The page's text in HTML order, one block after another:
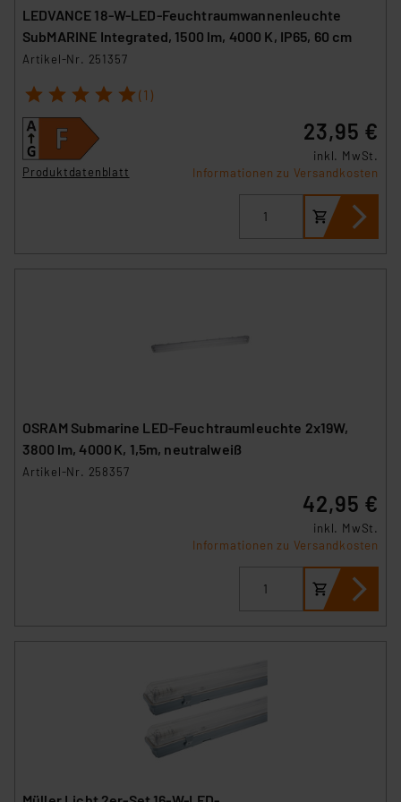
Beurteilung der mit der Datenübermittlung,
insbesondere der Art der übermittelten Daten,
verbundenen Risiken.“
LEDVANCE 18-W-LED-Feuchtraumwannenleuchte
SubMARINE Integrated, 1500 lm, 4000 K, IP65, 60 cm
Artikel-Nr. 251357
1 2 3 4 5 (1)
Produktdatenblatt
23,95 €
inkl. MwSt.
Informationen zu Versandkosten
OSRAM Submarine LED-Feuchtraumleuchte 2x19W,
3800 lm, 4000 K, 1,5m, neutralweiß
Artikel-Nr. 258357
42,95 €
inkl. MwSt.
Informationen zu Versandkosten